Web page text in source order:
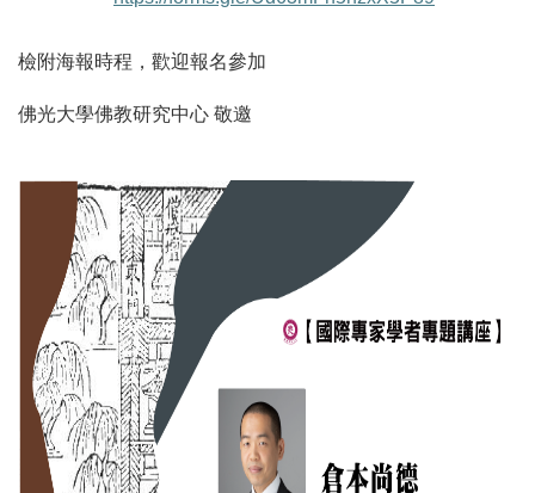
檢附海報時程，歡迎報名參加
佛光大學佛教研究中心 敬邀